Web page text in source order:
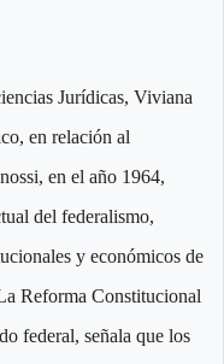
Jurídicas, Viviana
en relación al
en el año 1964,
del federalismo,
y económicos de
Reforma Constitucional
federal, señala que los